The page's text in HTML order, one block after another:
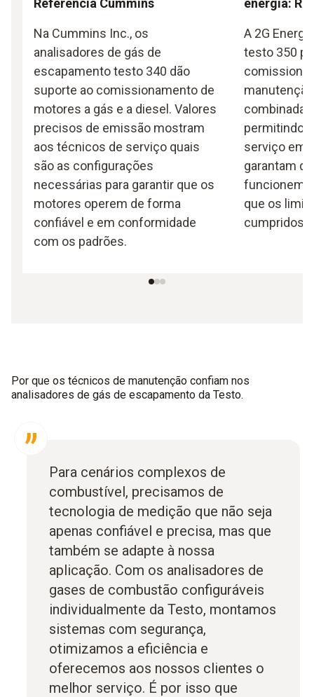
Referência Cummins
Na Cummins Inc., os
analisadores de gás de
escapamento testo 340 dão
suporte ao comissionamento de
motores a gás e a diesel. Valores
precisos de emissão mostram
aos técnicos de serviço quais
são as configurações
necessárias para garantir que os
motores operem de forma
confiável e em conformidade
com os padrões.
energia:
A 2G
testo 350
permitindo
serviço em
garantam
funcionem
que os
cumpridos
Por que os técnicos de manutenção confiam nos
analisadores de gás de escapamento da Testo.
Para cenários complexos de
combustível, precisamos de
tecnologia de medição que não seja
apenas confiável e precisa, mas que
também se adapte à nossa
aplicação. Com os analisadores de
gases de combustão configuráveis
individualmente da Testo, montamos
sistemas com segurança,
otimizamos a eficiência e
oferecemos aos nossos clientes o
melhor serviço. É por isso que